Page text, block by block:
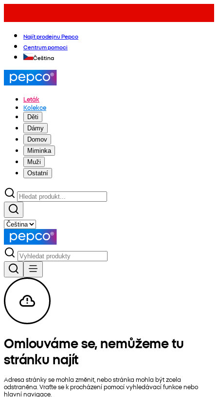
Najít prodejnu Pepco
Centrum pomoci
Čeština
Leták
Kolekce
Děti
Dámy
Domov
Miminka
Muži
Ostatní
Omlouváme se, nemůžeme tu
stránku najít
Adresa stránky se mohla změnit, nebo stránka mohla být zcela
odstraněna. Vraťte se k procházení pomocí vyhledávací funkce nebo
hlavní navigace.